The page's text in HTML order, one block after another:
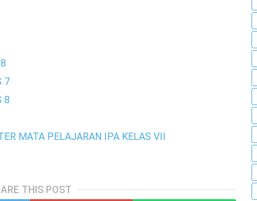
7
8
MATA PELAJARAN IPA KELAS VII
THIS POST